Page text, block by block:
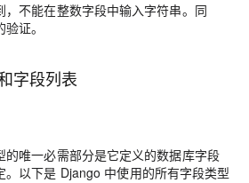
不能在整数字段中输入字符串。同
证。
字段列表
的唯一必需部分是它定义的数据库字段
。以下是 Django 中使用的所有字段类型